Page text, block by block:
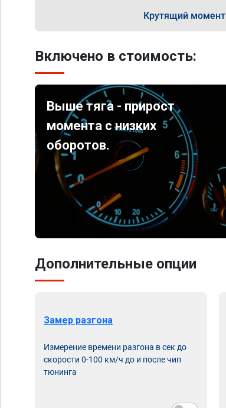
Крутящий момент
Включено в стоимость:
Выше тяга - прирост
момента с низких
оборотов.
Дополнительные опции
Замер разгона
Измерение времени разгона в сек до
скорости 0-100 км/ч до и после чип
тюнинга